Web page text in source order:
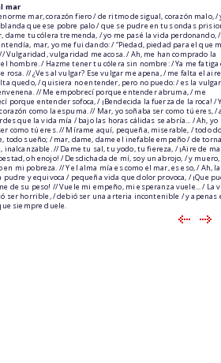
mar
mar, corazón fiero / de ritmo desigual, corazón malo, /
que ese pobre palo / que se pudre en tus ondas
dame tu cólera tremenda, / yo me pasé la vida perdonando, /
mar, yo me fui dando: / “Piedad, piedad para el que
Vulgaridad, vulgaridad me acosa. / Ah, me han comprado la
hombre. / Hazme tener tu cólera sin nombre: / Ya me fatiga
rosa. // ¿Ves al vulgar? Ese vulgar me apena, / me falta el
quedo, / quisiera no entender, pero no puedo: / es la
// Me empobrecí porque entender abruma, / me
porque entender sofoca, / ¡Bendecida la fuerza de la roca! /
como la espuma. // Mar, yo soñaba ser como tú eres, /
que la vida mía / bajo las horas cálidas se abría... / Ah, yo
como tú eres. // Mírame aquí, pequeña, miserable, / todo
todo sueño; / mar, dame, dame el inefable empeño / de
inalcanzable. // Dame tu sal, tu yodo, tu fiereza, / ¡Aire de
oh enojo! / Desdichada de mí, soy un abrojo, / y
en mi pobreza. // Y el alma mía es como el mar, es eso, / Ah, la
pudre y equivoca / pequeña vida que dolor provoca, / ¡Que
de su peso! // Vuele mi empeño, mi esperanza vuele... / La
ser horrible, / debió ser una arteria incontenible / y apenas
siempre duele.